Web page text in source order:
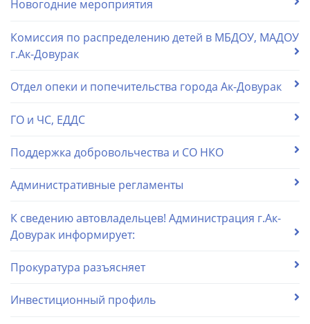
Новогодние мероприятия
Комиссия по распределению детей в МБДОУ, МАДОУ
г.Ак-Довурак
Отдел опеки и попечительства города Ак-Довурак
ГО и ЧС, ЕДДС
Поддержка добровольчества и СО НКО
Административные регламенты
К сведению автовладельцев! Администрация г.Ак-
Довурак информирует:
Прокуратура разъясняет
Инвестиционный профиль